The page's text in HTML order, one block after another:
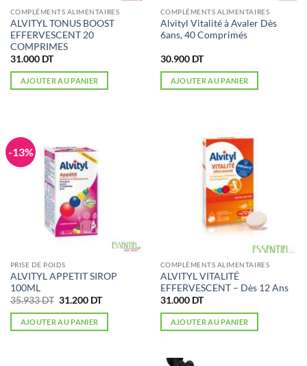
COMPLÉMENTS ALIMENTAIRES
ALVITYL TONUS BOOST
EFFERVESCENT 20
COMPRIMES
31.000 DT
AJOUTER AU PANIER
COMPLÉMENTS ALIMENTAIRES
Alvityl Vitalité à Avaler Dès
6ans, 40 Comprimés
30.900 DT
AJOUTER AU PANIER
-13%
PRISE DE POIDS
ALVITYL APPETIT SIROP
100ML
35.933DT Le
initial
était :
31.200 DTLe
actuel
AJOUTER AU PANIER
COMPLÉMENTS ALIMENTAIRES
ALVITYL VITALITÉ
EFFERVESCENT – Dès 12 Ans
31.000 DT
AJOUTER AU PANIER